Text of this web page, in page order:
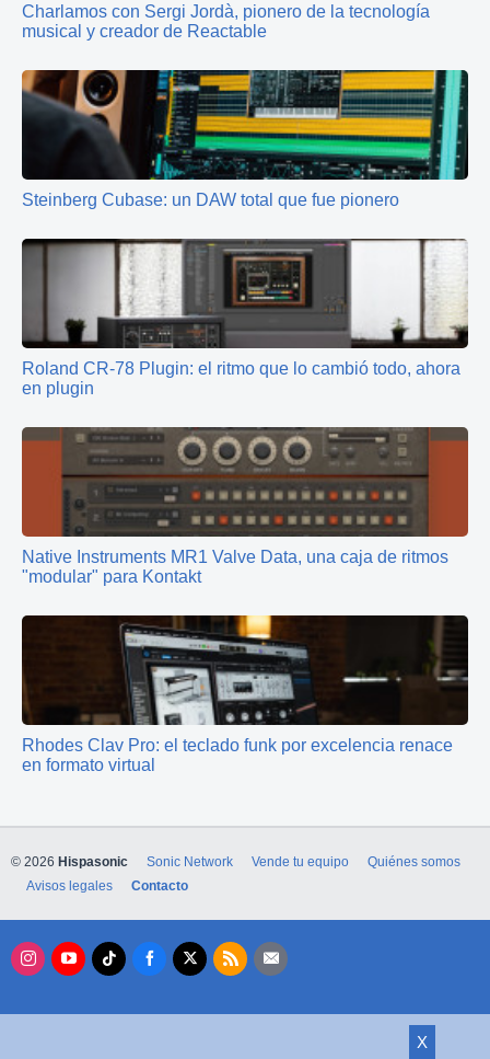
Charlamos con Sergi Jordà, pionero de la tecnología
musical y creador de Reactable
Steinberg Cubase: un DAW total que fue pionero
Roland CR‑78 Plugin: el ritmo que lo cambió todo, ahora
en plugin
Native Instruments MR1 Valve Data, una caja de ritmos
"modular" para Kontakt
Rhodes Clav Pro: el teclado funk por excelencia renace
en formato virtual
X
© 2026 Hispasonic Sonic Network Vende tu equipo
Quiénes somos
Avisos legales
Contacto